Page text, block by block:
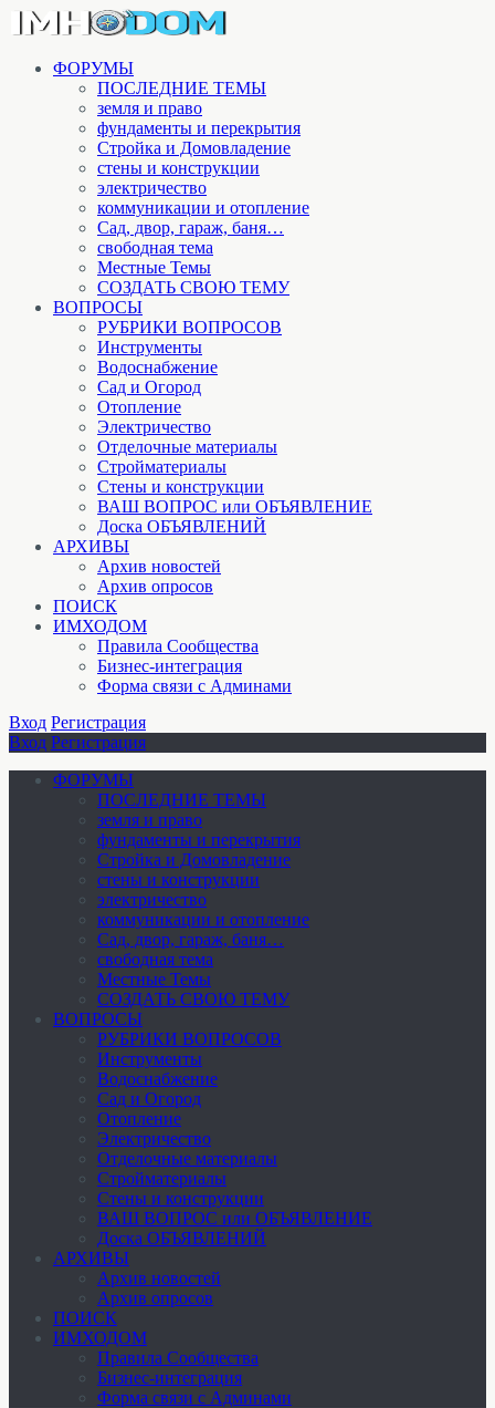
ФОРУМЫ
ПОСЛЕДНИЕ ТЕМЫ
земля и право
фундаменты и перекрытия
Стройка и Домовладение
стены и конструкции
электричество
коммуникации и отопление
Cад, двор, гараж, баня…
свободная тема
Местные Темы
СОЗДАТЬ СВОЮ ТЕМУ
ВОПРОСЫ
РУБРИКИ ВОПРОСОВ
Инструменты
Водоснабжение
Сад и Огород
Отопление
Электричество
Отделочные материалы
Стройматериалы
Стены и конструкции
ВАШ ВОПРОС или ОБЪЯВЛЕНИЕ
Доска ОБЪЯВЛЕНИЙ
АРХИВЫ
Архив новостей
Архив опросов
ПОИСК
ИМХОДОМ
Правила Сообщества
Бизнес-интеграция
Форма связи с Админами
Вход Регистрация
Вход Регистрация
ФОРУМЫ
ПОСЛЕДНИЕ ТЕМЫ
земля и право
фундаменты и перекрытия
Стройка и Домовладение
стены и конструкции
электричество
коммуникации и отопление
Cад, двор, гараж, баня…
свободная тема
Местные Темы
СОЗДАТЬ СВОЮ ТЕМУ
ВОПРОСЫ
РУБРИКИ ВОПРОСОВ
Инструменты
Водоснабжение
Сад и Огород
Отопление
Электричество
Отделочные материалы
Стройматериалы
Стены и конструкции
ВАШ ВОПРОС или ОБЪЯВЛЕНИЕ
Доска ОБЪЯВЛЕНИЙ
АРХИВЫ
Архив новостей
Архив опросов
ПОИСК
ИМХОДОМ
Правила Сообщества
Бизнес-интеграция
Форма связи с Админами